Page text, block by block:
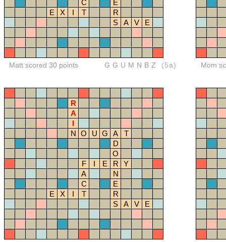
C
E
E
X I T
R
S
A V E
Matt scored 30 points GGUMNBZ (5a) Mom
R
A
I
N O U G A
T
D
O
F
I E R
Y
A
N
C
E
E
X I T
R
S
A V E